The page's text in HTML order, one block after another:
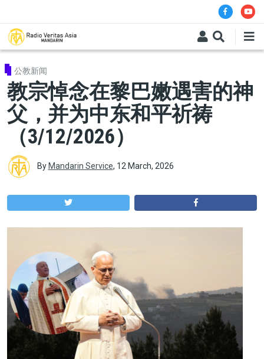
公教新闻
教宗悼念在黎巴嫩遇害的神
父，并为中东和平祈祷
（3/12/2026）
By Mandarin Service, 12 March, 2026